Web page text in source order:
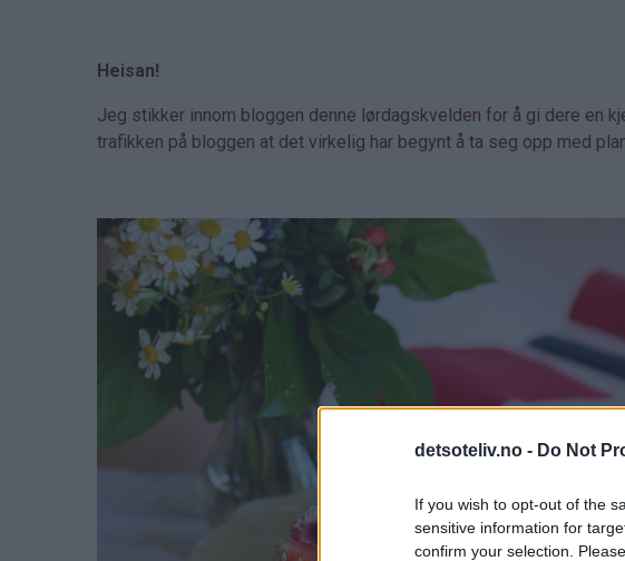
detsoteliv.no - Do Not
If you wish to opt-out of the
sensitive information for
confirm your selection.
Heisan!
Jeg stikker innom bloggen denne lørdagskvelden for å gi dere en
trafikken på bloggen at det virkelig har begynt å ta seg opp med